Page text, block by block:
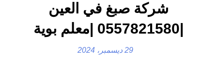
شركة صبغ في العين
|0557821580 |معلم بوية
29 ديسمبر، 2024